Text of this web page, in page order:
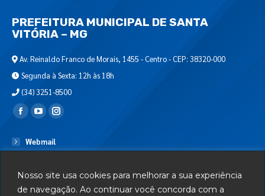
Nosso site usa cookies para melhorar a sua experiência
de navegação. Ao continuar você concorda com a
PREFEITURA MUNICIPAL DE SANTA
VITÓRIA – MG
Av. Reinaldo Franco de Morais, 1455 - Centro - CEP: 38320-000
Segunda à Sexta: 12h às 18h
(34) 3251-8500
Encontre-nos em:
Webmail
Serviços